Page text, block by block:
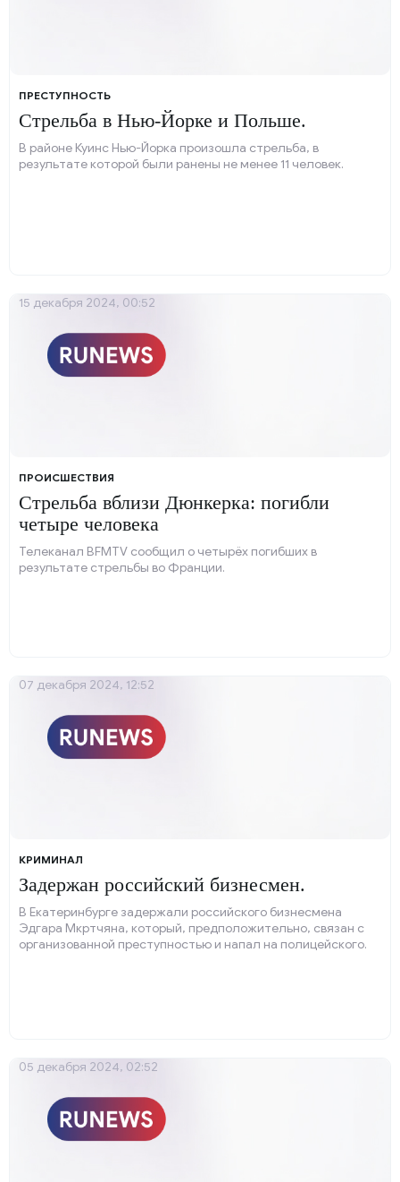
ПРЕСТУПНОСТЬ
Стрельба в Нью-Йорке и Польше.
В районе Куинс Нью-Йорка произошла стрельба, в
результате которой были ранены не менее 11 человек.
ПРОИСШЕСТВИЯ
Стрельба вблизи Дюнкерка: погибли
четыре человека
Телеканал BFMTV сообщил о четырёх погибших в
результате стрельбы во Франции.
15 декабря 2024, 00:52
КРИМИНАЛ
Задержан российский бизнесмен.
В Екатеринбурге задержали российского бизнесмена
Эдгара Мкртчяна, который, предположительно, связан с
организованной преступностью и напал на полицейского.
07 декабря 2024, 12:52
05 декабря 2024, 02:52